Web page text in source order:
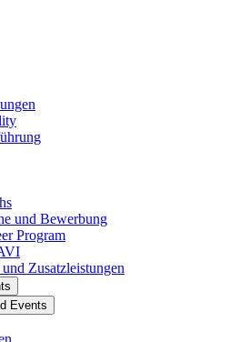
und Bewerbung
Program
Zusatzleistungen
Events